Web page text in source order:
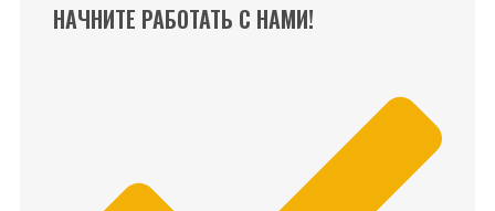
НАЧНИТЕ РАБОТАТЬ С НАМИ!